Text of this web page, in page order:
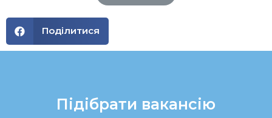
Поділитися
Підібрати вакансію